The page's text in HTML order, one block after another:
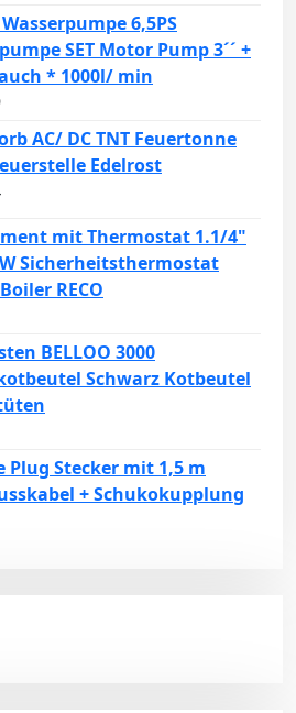
6,5PS
SET Motor Pump 3´´ +
* 1000l/ min
AC/ DC TNT Feuertonne
Edelrost
mit Thermostat 1.1/4"
Sicherheitsthermostat
RECO
BELLOO 3000
Schwarz Kotbeutel
Plug Stecker mit 1,5 m
+ Schukokupplung